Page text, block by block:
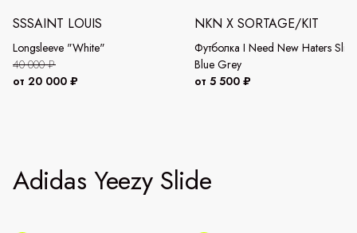
SSSAINT LOUIS
Longsleeve "White"
40 000 ₽
от 20 000 ₽
NKN X SORTAGE/KIT
Футболка I Need New Haters Slim
Blue Grey
от 5 500 ₽
Adidas Yeezy Slide